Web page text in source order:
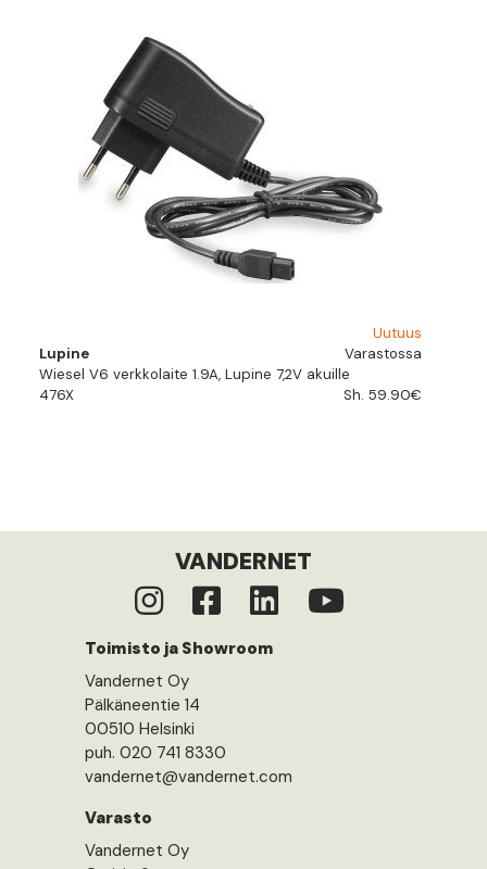
Uutuus
Lupine
Varastossa
Wiesel V6 verkkolaite 1.9A, Lupine 7,2V akuille
476X
Sh. 59.90€
VANDERNET
Toimisto ja Showroom
Vandernet Oy
Pälkäneentie 14
00510 Helsinki
puh. 020 741 8330
vandernet@vandernet.com
Varasto
Vandernet Oy